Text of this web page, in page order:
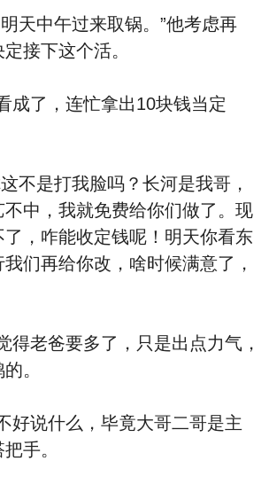
中午过来取锅。”他考虑再
接下这个活。
了，连忙拿出10块钱当定
是打我脸吗？长河是我哥，
中，我就免费给你们做了。现
，咋能收定钱呢！明天你看东
们再给你改，啥时候满意了，
爸要多了，只是出点力气，
。
说什么，毕竟大哥二哥是主
手。